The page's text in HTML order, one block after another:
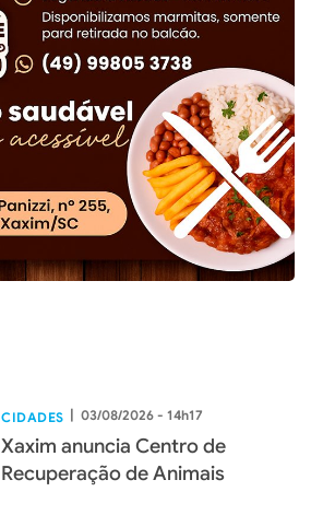
CIDADES | 03/08/2026 - 14h17
Xaxim anuncia Centro de
Recuperação de Animais